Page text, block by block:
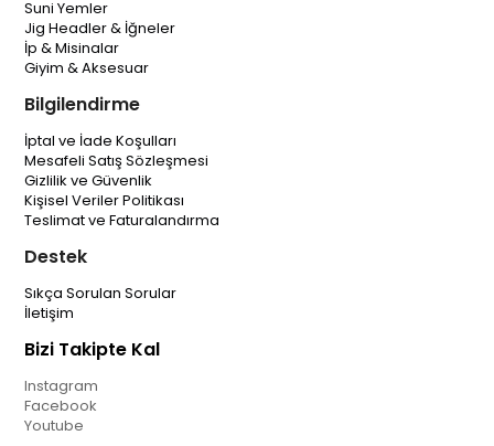
Suni Yemler
Jig Headler & İğneler
İp & Misinalar
Giyim & Aksesuar
Bilgilendirme
İptal ve İade Koşulları
Mesafeli Satış Sözleşmesi
Gizlilik ve Güvenlik
Kişisel Veriler Politikası
Teslimat ve Faturalandırma
Destek
Sıkça Sorulan Sorular
İletişim
Bizi Takipte Kal
Instagram
Facebook
Youtube